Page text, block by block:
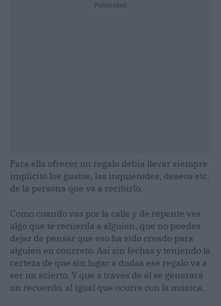
Publicidad
Para ella ofrecer un regalo debía llevar siempre
implícito los gustos, las inquietudes, deseos etc.
de la persona que va a recibirlo.
Como cuando vas por la calle y de repente ves
algo que te recuerda a alguien, que no puedes
dejar de pensar que eso ha sido creado para
alguien en concreto. Así sin fechas y teniendo la
certeza de que sin lugar a dudas ese regalo va a
ser un acierto. Y que a través de él se generará
un recuerdo, al igual que ocurre con la música.